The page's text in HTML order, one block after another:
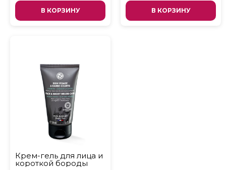
В КОРЗИНУ В КОРЗИНУ
Крем-гель для лица и
короткой бороды